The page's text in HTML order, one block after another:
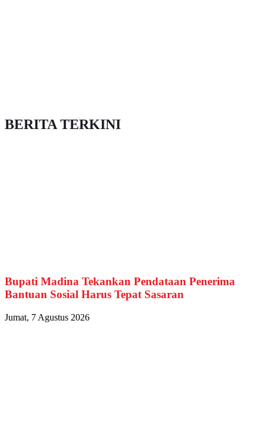
BERITA TERKINI
Bupati Madina Tekankan Pendataan Penerima
Bantuan Sosial Harus Tepat Sasaran
Jumat, 7 Agustus 2026